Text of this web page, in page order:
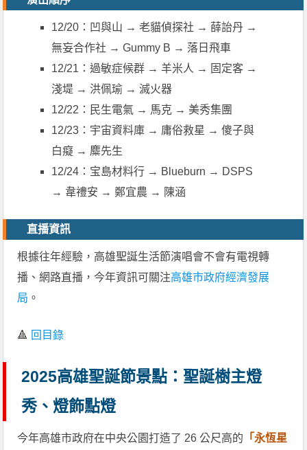
12/20：凹與山 → 老貓偵探社 → 薛詒丹 →
無妄合作社 → Gummy B → 落日飛車
12/21：過敏症候群 → 羊米人 → 固定客 →
淺堤 → 洪佩瑜 → 滅火器
12/22：民生電氣 → 馬克 → 美秀集團
12/23：宇宙資料庫 → 庸俗救星 → 傻子與
白癡 → 麋先生
12/24：宝島材料行 → Blueburn → DSPS
→ 韋禮安 → 鄭宜農 → 陳涵
直播資訊
根據往年經驗，高雄聖誕生活節演唱會不會有電視轉
播、網路直播，今年資訊可關注高雄市政府經濟發展
局 。
🔺 回目錄
2025高雄聖誕節景點：聖誕樹主燈
秀、燈飾點燈
今年高雄市政府在中央公園打造了 26 公尺高的 「永恆星